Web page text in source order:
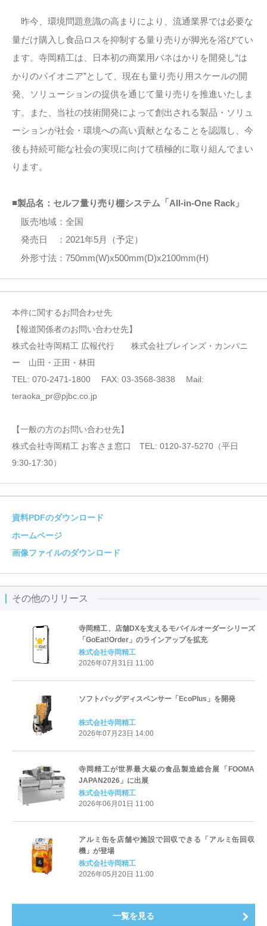
昨今、環境問題意識の高まりにより、流通業界では必要な
量だけ購入し食品ロスを抑制する量り売りが脚光を浴びてい
ます。寺岡精工は、日本初の商業用バネはかりを開発し“は
かりのパイオニア”として、現在も量り売り用スケールの開
発、ソリューションの提供を通じて量り売りを推進いたしま
す。また、当社の技術開発によって創出される製品・ソリュ
ーションが社会・環境への高い貢献となることを認識し、今
後も持続可能な社会の実現に向けて積極的に取り組んでまい
ります。
■製品名： セルフ量り売り棚システム 「 All-in-One Rack 」
販売地域：全国
発売日 ：2021年5月（予定）
外形寸法：750mm(W)x500mm(D)x2100mm(H)
本件に関するお問合わせ先
【報道関係者のお問い合わせ先】
株式会社寺岡精工 広報代行 株式会社ブレインズ・カンパニ
ー 山田・正田・林田
TEL: 070-2471-1800 FAX: 03-3568-3838 Mail:
teraoka_pr@pjbc.co.jp
【一般の方のお問い合わせ先】
株式会社寺岡精工 お客さま窓口 TEL: 0120-37-5270（平日
9:30‐17:30）
資料PDFのダウンロード
ホームページ
画像ファイルのダウンロード
その他のリリース
寺岡精工、店舗DXを支えるモバイルオーダーシリーズ
「GoEat!Order」のラインアップを拡充
株式会社寺岡精工
2026年07月31日 11:00
ソフトバッグディスペンサー「EcoPlus」を開発
株式会社寺岡精工
2026年07月23日 14:00
寺岡精工が世界最大級の食品製造総合展「FOOMA
JAPAN2026」に出展
株式会社寺岡精工
2026年06月01日 11:00
アルミ缶を店舗や施設で回収できる「アルミ缶回収
機」が登場
株式会社寺岡精工
2026年05月20日 11:00
一覧を見る